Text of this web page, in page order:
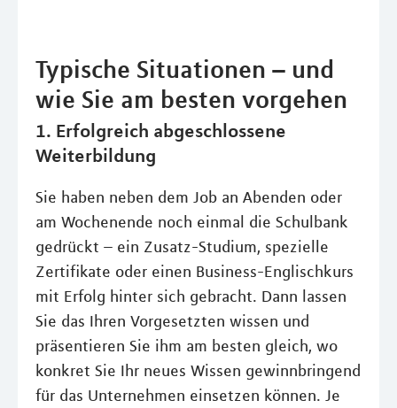
Typische Situationen – und
wie Sie am besten vorgehen
1. Erfolgreich abgeschlossene
Weiterbildung
Sie haben neben dem Job an Abenden oder
am Wochenende noch einmal die Schulbank
gedrückt – ein Zusatz-Studium, spezielle
Zertifikate oder einen Business-Englischkurs
mit Erfolg hinter sich gebracht. Dann lassen
Sie das Ihren Vorgesetzten wissen und
präsentieren Sie ihm am besten gleich, wo
konkret Sie Ihr neues Wissen gewinnbringend
für das Unternehmen einsetzen können. Je